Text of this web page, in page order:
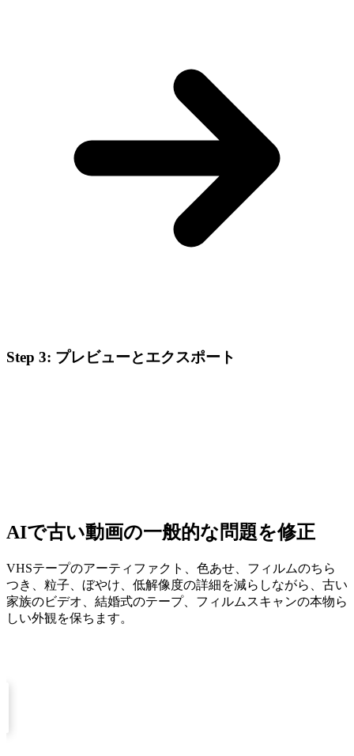
Step 3: プレビューとエクスポート
AIで古い動画の一般的な問題を修正
VHSテープのアーティファクト、色あせ、フィルムのちら
つき、粒子、ぼやけ、低解像度の詳細を減らしながら、古い
家族のビデオ、結婚式のテープ、フィルムスキャンの本物ら
しい外観を保ちます。